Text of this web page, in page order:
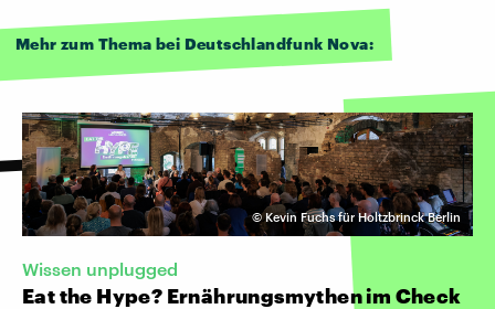
Mehr zum Thema bei Deutschlandfunk Nova:
©Kevin Fuchs für Holtzbrinck Berlin
Wissen unplugged
Eat the Hype? Ernährungsmythen im Check